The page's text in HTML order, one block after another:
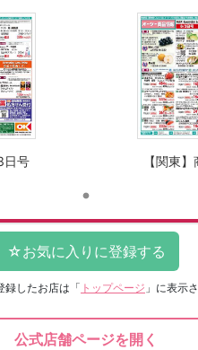
日号 【関東
録したお店は 「 トップページ 」に表示
公式店舗ページを開く